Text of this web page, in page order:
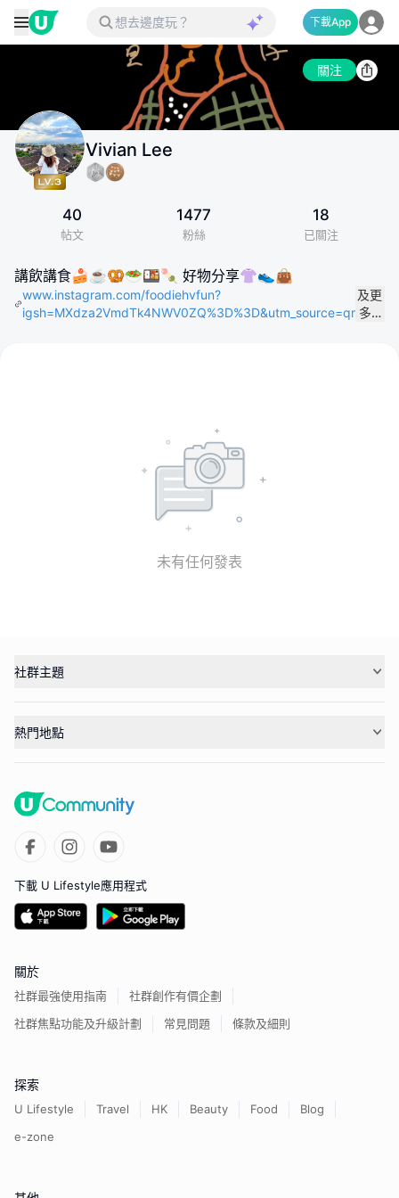
下載App
關注
Vivian Lee
40
帖文
1477
粉絲
18
已關注
講飲講食🍰☕️🥨🥗🍱🍡 好物分享👚👟👜
www.instagram.com/foodiehvfun?
igsh=MXdza2VmdTk4NWV0ZQ%3D%3D&utm_source=qr
及更
多…
未有任何發表
社群主題
熱門地點
下載 U Lifestyle應用程式
關於
社群最強使用指南
社群創作有價企劃
社群焦點功能及升級計劃
常見問題 條款及細則
探索
U Lifestyle Travel HK Beauty Food
Blog
e-zone